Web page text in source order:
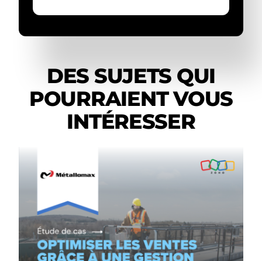
DES SUJETS QUI
POURRAIENT VOUS
INTÉRESSER